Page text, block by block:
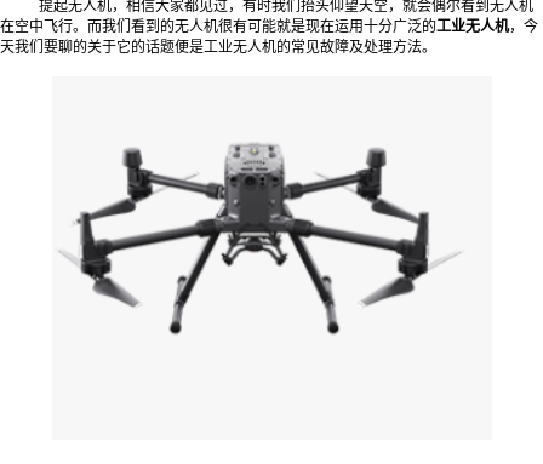
提起无人机，相信大家都见过，有时我们抬头仰望天空，就会偶尔看到无人机
在空中飞行。而我们看到的无人机很有可能就是现在运用十分广泛的工业无人机，今
天我们要聊的关于它的话题便是工业无人机的常见故障及处理方法。